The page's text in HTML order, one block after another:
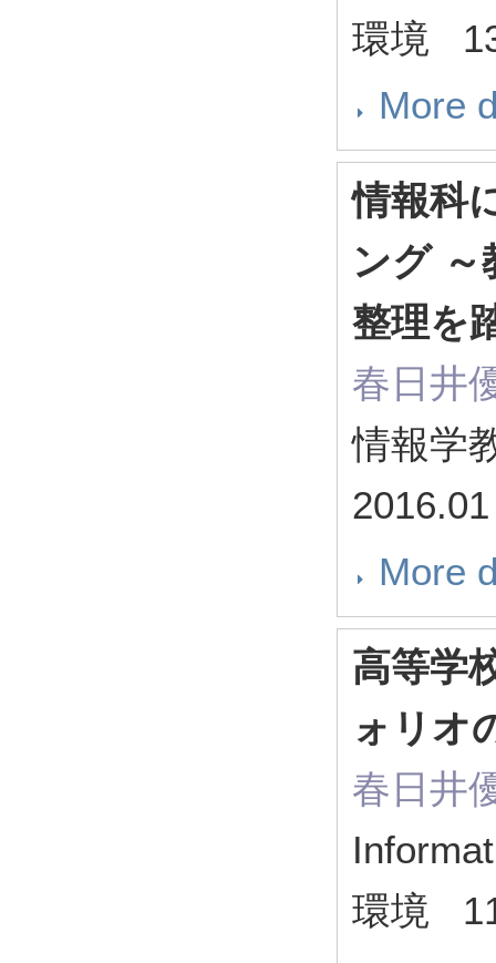
環境
More
情報科
ング ～
整理を
春日井
情報学
2016.01
More
高等学
ォリオ
春日井
環境